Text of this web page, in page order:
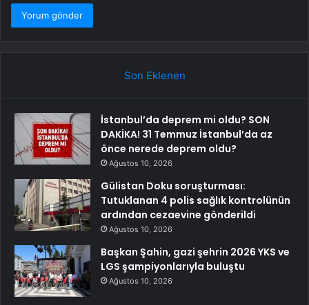
Son Eklenen
İstanbul’da deprem mi oldu? SON
DAKİKA! 31 Temmuz İstanbul’da az
önce nerede deprem oldu?
Ağustos 10, 2026
Gülistan Doku soruşturması:
Tutuklanan 4 polis sağlık kontrolünün
ardından cezaevine gönderildi
Ağustos 10, 2026
Başkan Şahin, gazi şehrin 2026 YKS ve
LGS şampiyonlarıyla buluştu
Ağustos 10, 2026